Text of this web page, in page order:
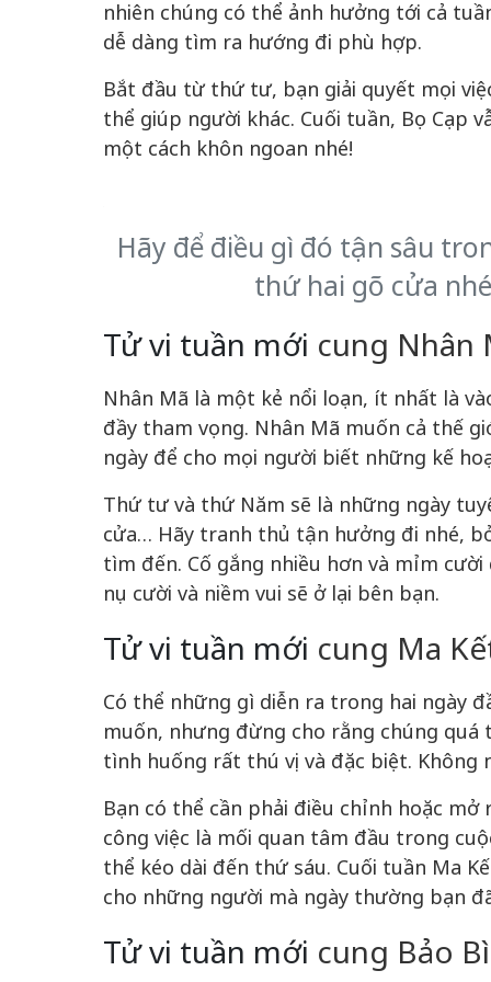
nhiên chúng có thể ảnh hưởng tới cả
dễ dàng tìm ra hướng đi phù hợp.
Bắt đầu từ thứ tư, bạn giải quyết mọi
thể giúp người khác. Cuối tuần, Bọ Cạp
một cách khôn ngoan nhé!
Hãy để điều gì đó tận sâu
thứ hai gõ cửa
Tử vi tuần mới cung Nhân
Nhân Mã là một kẻ nổi loạn, ít nhất là
đầy tham vọng. Nhân Mã muốn cả thế
ngày để cho mọi người biết những kế
Thứ tư và thứ Năm sẽ là những ngày
cửa… Hãy tranh thủ tận hưởng đi nhé,
tìm đến. Cố gắng nhiều hơn và mỉm
nụ cười và niềm vui sẽ ở lại bên bạn.
Tử vi tuần mới cung Ma
Có thể những gì diễn ra trong hai ngày
muốn, nhưng đừng cho rằng chúng
tình huống rất thú vị và đặc biệt. Không
Bạn có thể cần phải điều chỉnh hoặc
công việc là mối quan tâm đầu trong
thể kéo dài đến thứ sáu. Cuối tuần Ma
cho những người mà ngày thường bạn
Tử vi tuần mới cung Bảo